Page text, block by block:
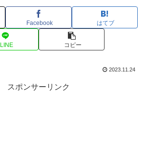
Facebook はてブ
LINE コピー
2023.11.24
スポンサーリンク